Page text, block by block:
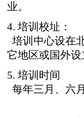
业。
4. 培训校址：
培训中心设在
它地区或国外设
5. 培训时间
每年三月、六